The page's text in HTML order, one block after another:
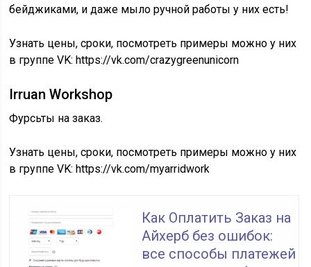
бейджиками, и даже мыло ручной работы у них есть!
Узнать цены, сроки, посмотреть примеры можно у них
в группе VK: https://vk.com/crazygreenunicorn
Irruan Workshop
Фурсьты на заказ.
Узнать цены, сроки, посмотреть примеры можно у них
в группе VK: https://vk.com/myarridwork
Как Оплатить Заказ на
Айхерб без ошибок:
все способы платежей